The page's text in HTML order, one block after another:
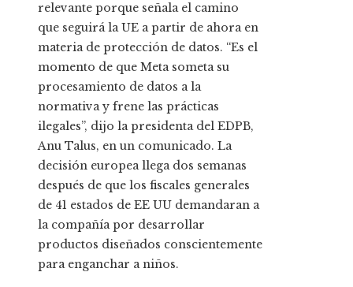
relevante porque señala el camino
que seguirá la UE a partir de ahora en
materia de protección de datos. “Es el
momento de que Meta someta su
procesamiento de datos a la
normativa y frene las prácticas
ilegales”, dijo la presidenta del EDPB,
Anu Talus, en un comunicado. La
decisión europea llega dos semanas
después de que los fiscales generales
de 41 estados de EE UU demandaran a
la compañía por desarrollar
productos diseñados conscientemente
para enganchar a niños.